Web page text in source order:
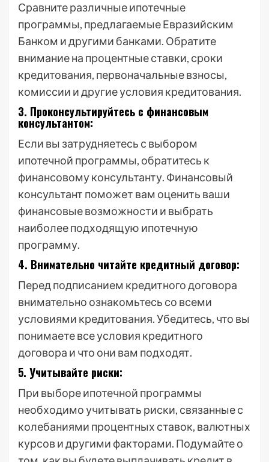
Сравните различные ипотечные
программы, предлагаемые Евразийским
Банком и другими банками. Обратите
внимание на процентные ставки, сроки
кредитования, первоначальные взносы,
комиссии и другие условия кредитования.
3. Проконсультируйтесь с финансовым
консультантом:
Если вы затрудняетесь с выбором
ипотечной программы, обратитесь к
финансовому консультанту. Финансовый
консультант поможет вам оценить ваши
финансовые возможности и выбрать
наиболее подходящую ипотечную
программу.
4. Внимательно читайте кредитный договор:
Перед подписанием кредитного договора
внимательно ознакомьтесь со всеми
условиями кредитования. Убедитесь, что вы
понимаете все условия кредитного
договора и что они вам подходят.
5. Учитывайте риски:
При выборе ипотечной программы
необходимо учитывать риски, связанные с
колебаниями процентных ставок, валютных
курсов и другими факторами. Подумайте о